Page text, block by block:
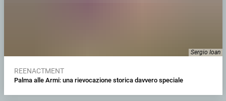
Sergio Ioan
REENACTMENT
Palma alle Armi: una rievocazione storica davvero speciale